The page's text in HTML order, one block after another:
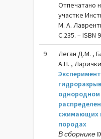
Отпечатано
участке
М. А.
C.235. – ISBN
9
Леган Д.М. ,
А.Н. ,
сжимающих
породах
В сборнике